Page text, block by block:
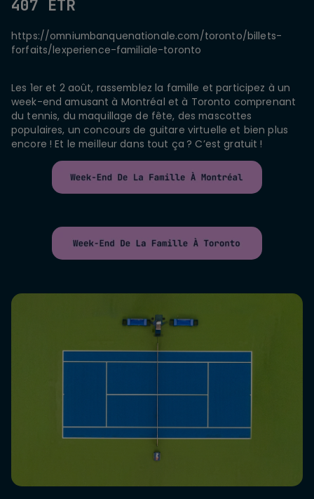
407 ETR
https://omniumbanquenationale.com/toronto/billets-
forfaits/lexperience-familiale-toronto
Les 1er et 2 août, rassemblez la famille et participez à un
week-end amusant à Montréal et à Toronto comprenant
du tennis, du maquillage de fête, des mascottes
populaires, un concours de guitare virtuelle et bien plus
encore ! Et le meilleur dans tout ça ? C’est gratuit !